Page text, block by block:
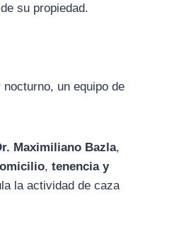
su propiedad.
un equipo de
Maximiliano Bazla,
,tenencia y
la actividad de caza